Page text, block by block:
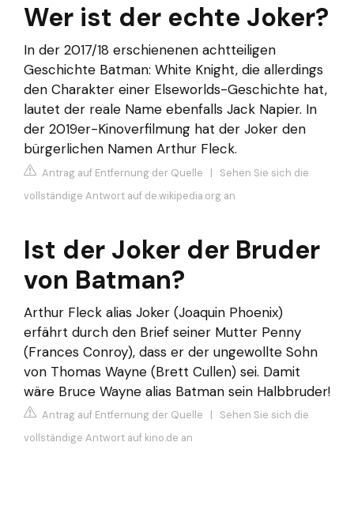
Wer ist der echte Joker?
In der 2017/18 erschienenen achtteiligen
Geschichte Batman: White Knight, die allerdings
den Charakter einer Elseworlds-Geschichte hat,
lautet der reale Name ebenfalls Jack Napier. In
der 2019er-Kinoverfilmung hat der Joker den
bürgerlichen Namen Arthur Fleck.
Antrag auf Entfernung der Quelle | Sehen Sie sich die
vollständige Antwort auf de.wikipedia.org an
Ist der Joker der Bruder
von Batman?
Arthur Fleck alias Joker (Joaquin Phoenix)
erfährt durch den Brief seiner Mutter Penny
(Frances Conroy), dass er der ungewollte Sohn
von Thomas Wayne (Brett Cullen) sei. Damit
wäre Bruce Wayne alias Batman sein Halbbruder!
Antrag auf Entfernung der Quelle | Sehen Sie sich die
vollständige Antwort auf kino.de an